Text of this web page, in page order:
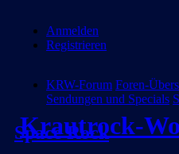
Anmelden
Registrieren
Krautrock-
KRW-Forum Foren-
Sendungen und Specials
Space Rock